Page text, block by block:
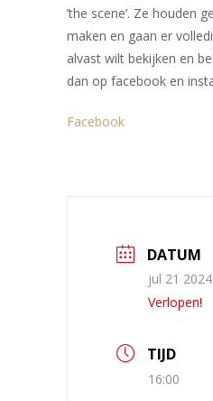
’the scene’. Ze houden
maken en gaan er
alvast wilt bekijken en
dan op facebook en
Facebook
DATUM
jul 21 2024
Verlopen!
TIJD
16:00